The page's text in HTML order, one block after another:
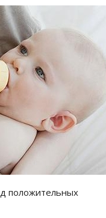
положительных